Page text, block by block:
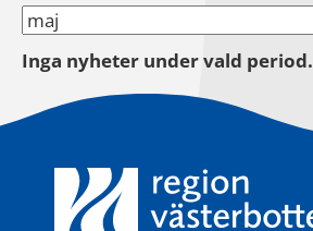
Inga nyheter under vald period.